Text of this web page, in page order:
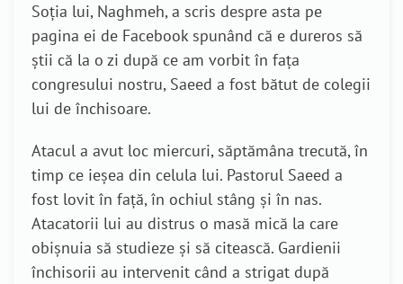
Soția lui, Naghmeh, a scris despre asta pe
pagina ei de Facebook spunând că e dureros să
știi că la o zi după ce am vorbit în fața
congresului nostru, Saeed a fost bătut de colegii
lui de închisoare.
Atacul a avut loc miercuri, săptămâna trecută, în
timp ce ieșea din celula lui. Pastorul Saeed a
fost lovit în față, în ochiul stâng și în nas.
Atacatorii lui au distrus o masă mică la care
obișnuia să studieze și să citească. Gardienii
închisorii au intervenit când a strigat după